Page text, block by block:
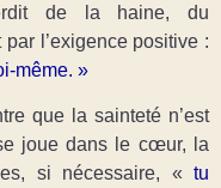
de la haine, du
l’exigence positive :
même. »
que la sainteté n’est
joue dans le cœur, la
si nécessaire, « tu